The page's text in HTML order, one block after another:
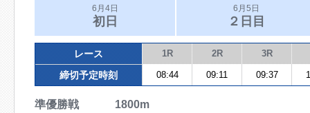
6月4日
初日
6月5日
２日目
レース 1R 2R 3R
締切予定時刻 08:44 09:11 09:37
準優勝戦 1800m